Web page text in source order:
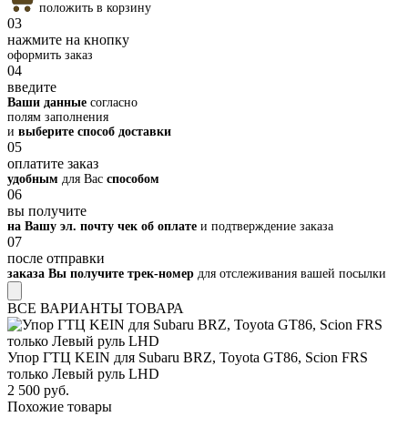
положить в корзину
03
нажмите на кнопку
оформить заказ
04
введите
Ваши данные согласно
полям заполнения
и выберите способ доставки
05
оплатите заказ
удобным для Вас способом
06
вы получите
на Вашу эл. почту чек об оплате и подтверждение заказа
07
после отправки
заказа Вы получите трек-номер для отслеживания вашей посылки
ВСЕ ВАРИАНТЫ ТОВАРА
Упор ГТЦ KEIN для Subaru BRZ, Toyota GT86, Scion FRS
только Левый руль LHD
2 500 руб.
Похожие товары